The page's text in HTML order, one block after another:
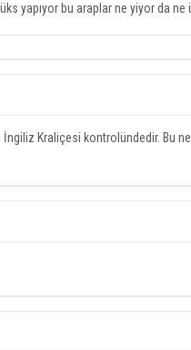
yapıyor bu araplar ne yiyor da ne
Kraliçesi kontrolündedir. Bu